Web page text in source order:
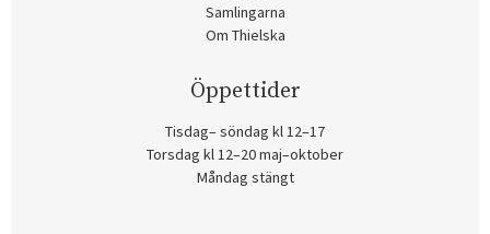
Samlingarna
Om Thielska
Öppettider
Tisdag– söndag kl 12–17
Torsdag kl 12–20 maj–oktober
Måndag stängt